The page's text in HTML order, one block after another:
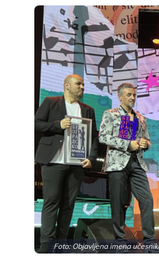
Foto: Objavljena imena